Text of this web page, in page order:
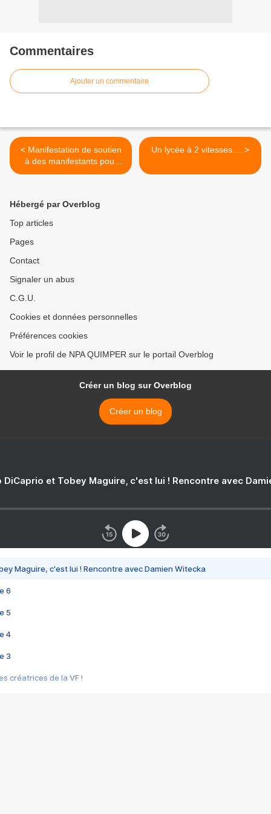
Commentaires
Ajouter un commentaire
< Manifestation de soutien
à des manifestants pour
l’hôpital de Carhaix
Un lycée à 2 vitesses.... >
Hébergé par Overblog
Top articles
Pages
Contact
Signaler un abus
C.G.U.
Cookies et données personnelles
Préférences cookies
Voir le profil de NPA QUIMPER sur le portail Overblog
Créer un blog sur Overblog
Créer un blog
DiCaprio et Tobey Maguire, c'est lui ! Rencontre avec
Maguire, c'est lui ! Rencontre avec Damien Witecka
6
5
4
3
créatrices de la VF !